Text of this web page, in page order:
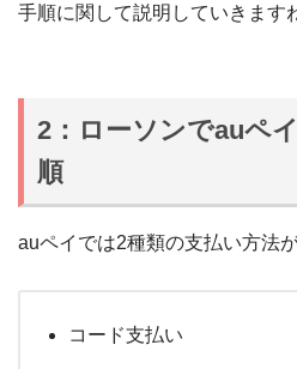
手順に関して説明していきます
2：ローソンでauペ
順
auペイでは2種類の支払い方法が
コード支払い